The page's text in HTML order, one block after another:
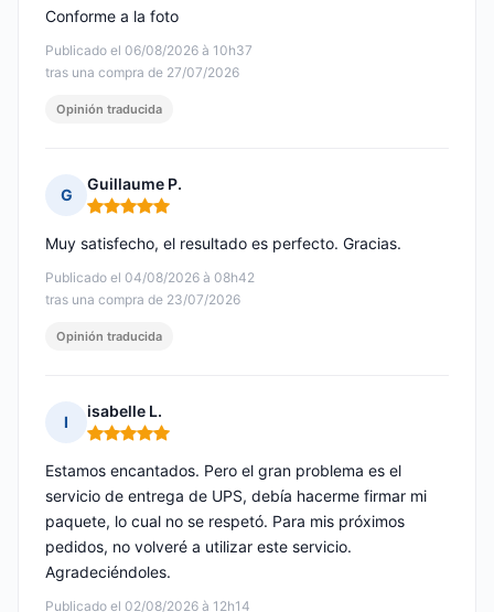
Publicado el 06/08/2026 à 10h37
tras una compra de 27/07/2026
Conforme a la foto
Opinión traducida
G
Guillaume P.
Nota: 5 de 5
Publicado el 04/08/2026 à 08h42
tras una compra de 23/07/2026
Muy satisfecho, el resultado es perfecto. Gracias.
Opinión traducida
I
isabelle L.
Nota: 5 de 5
Publicado el 02/08/2026 à 12h14
Estamos encantados. Pero el gran problema es el
servicio de entrega de UPS, debía hacerme firmar mi
paquete, lo cual no se respetó. Para mis próximos
pedidos, no volveré a utilizar este servicio.
Agradeciéndoles.